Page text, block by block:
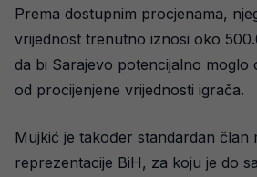
Prema dostupnim procjenama,
vrijednost trenutno iznosi oko
da bi Sarajevo potencijalno moglo
od procijenjene vrijednosti igrača.
Mujkić je također standardan član
reprezentacije BiH, za koju je do